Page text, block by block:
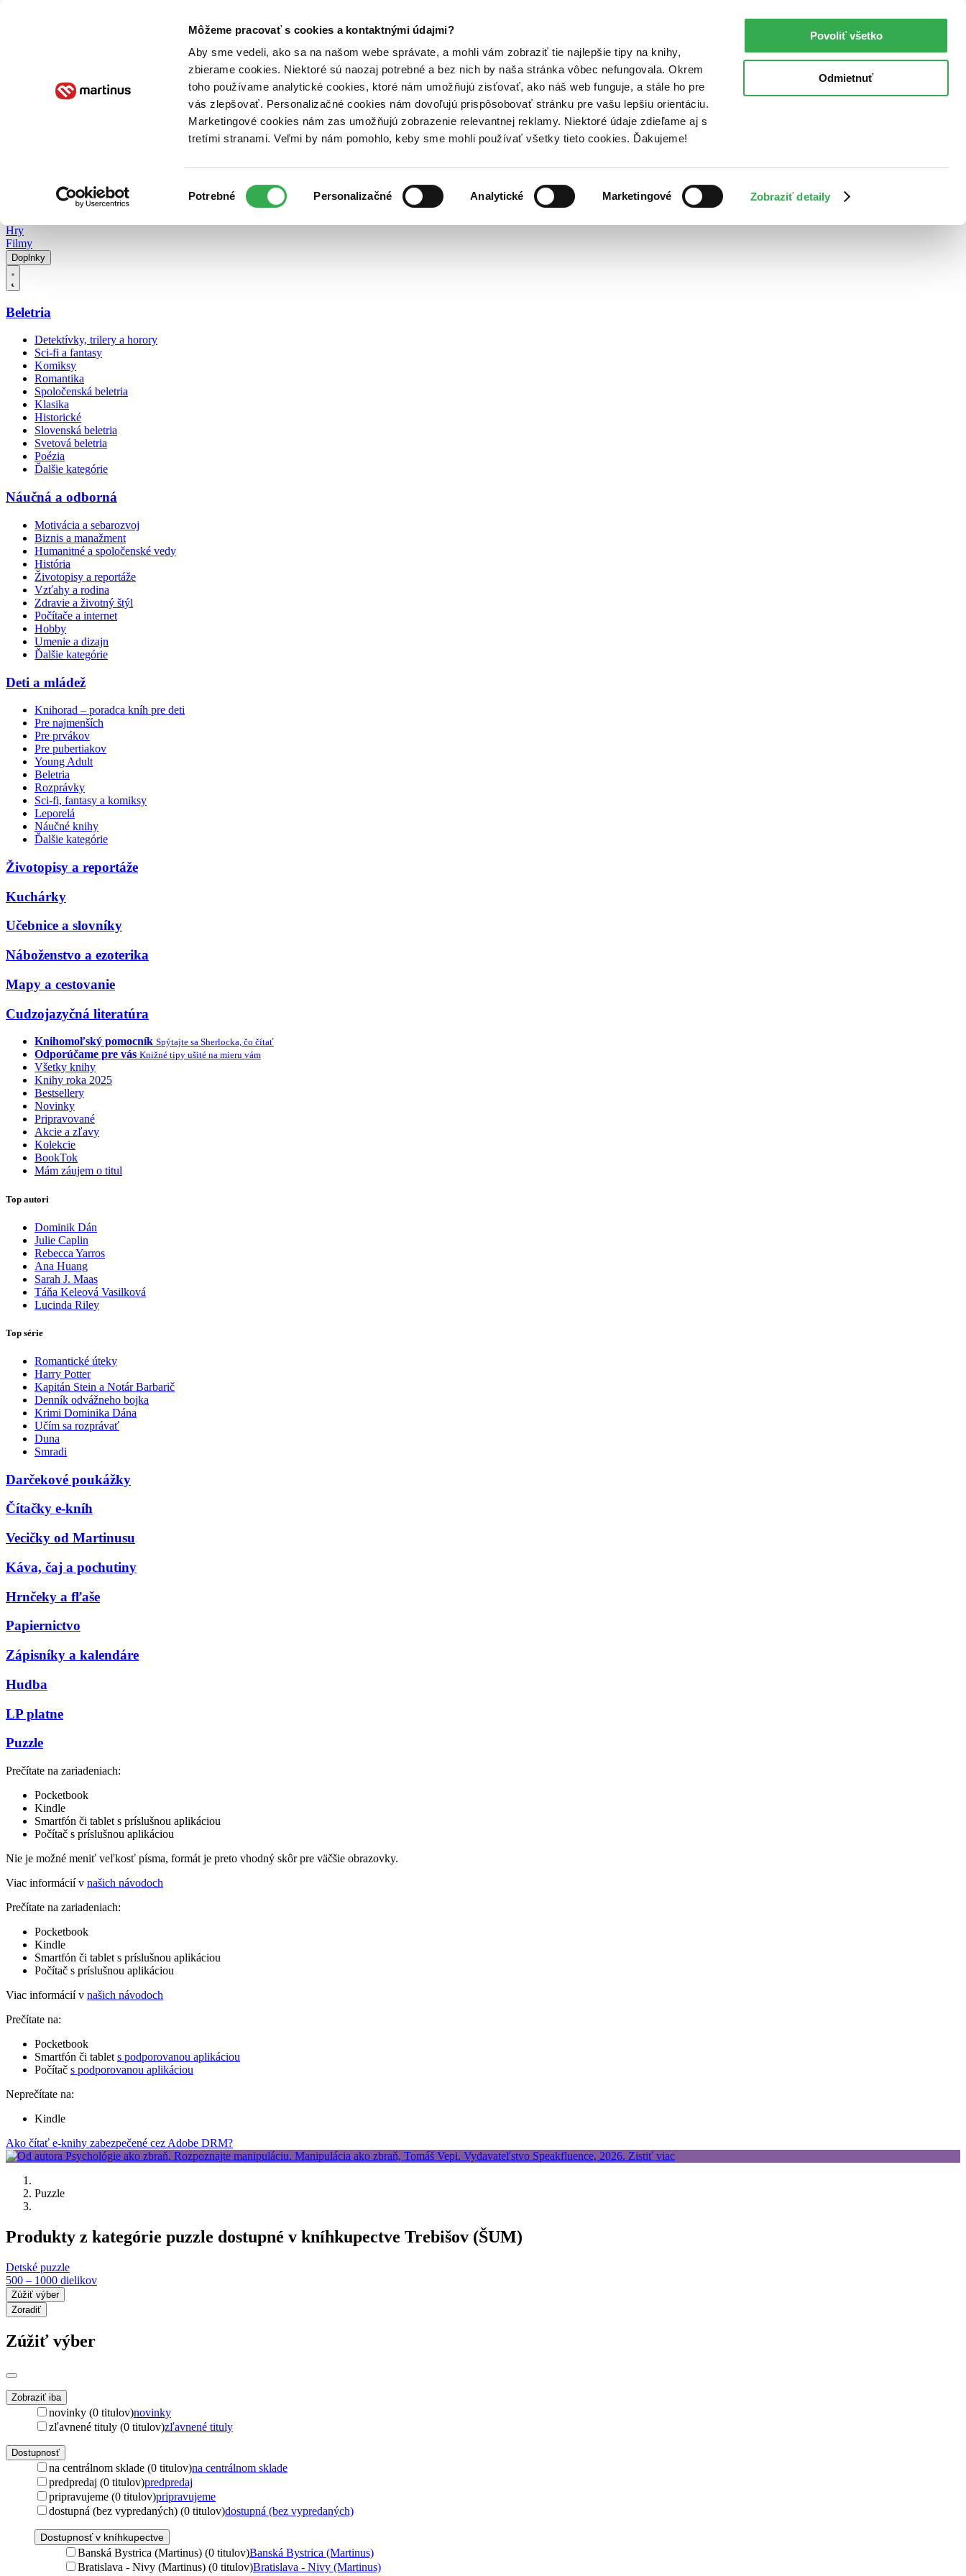
Môžeme pracovať s cookies a kontaktnými údajmi?
Aby sme vedeli, ako sa na našom webe správate, a mohli vám zobraziť tie najlepšie tipy na knihy,
zbierame cookies. Niektoré sú naozaj potrebné a bez nich by naša stránka vôbec nefungovala. Okrem
toho používame analytické cookies, ktoré nám umožňujú zisťovať, ako náš web funguje, a stále ho pre
vás zlepšovať. Personalizačné cookies nám dovoľujú prispôsobovať stránku pre vašu lepšiu orientáciu.
Marketingové cookies nám zas umožňujú zobrazenie relevantnej reklamy. Niektoré údaje zdieľame aj s
tretími stranami. Veľmi by nám pomohlo, keby sme mohli používať všetky tieto cookies. Ďakujeme!
súhlasu
Potrebné Personalizačné Analytické Marketingové Zobraziť detaily
Povoliť všetko
Odmietnuť
Poukážky Kontakt
Hry
Filmy
Doplnky
Beletria
Detektívky, trilery a horory
Sci-fi a fantasy
Komiksy
Romantika
Spoločenská beletria
Klasika
Historické
Slovenská beletria
Svetová beletria
Poézia
Ďalšie kategórie
Náučná a odborná
Motivácia a sebarozvoj
Biznis a manažment
Humanitné a spoločenské vedy
História
Životopisy a reportáže
Vzťahy a rodina
Zdravie a životný štýl
Počítače a internet
Hobby
Umenie a dizajn
Ďalšie kategórie
Deti a mládež
Knihorad – poradca kníh pre deti
Pre najmenších
Pre prvákov
Pre pubertiakov
Young Adult
Beletria
Rozprávky
Sci-fi, fantasy a komiksy
Leporelá
Náučné knihy
Ďalšie kategórie
Životopisy a reportáže
Kuchárky
Učebnice a slovníky
Náboženstvo a ezoterika
Mapy a cestovanie
Cudzojazyčná literatúra
Knihomoľský pomocník Spýtajte sa Sherlocka, čo čítať
Odporúčame pre vás Knižné tipy ušité na mieru vám
Všetky knihy
Knihy roka 2025
Bestsellery
Novinky
Pripravované
Akcie a zľavy
Kolekcie
BookTok
Mám záujem o titul
Top autori
Dominik Dán
Julie Caplin
Rebecca Yarros
Ana Huang
Sarah J. Maas
Táňa Keleová Vasilková
Lucinda Riley
Top série
Romantické úteky
Harry Potter
Kapitán Stein a Notár Barbarič
Denník odvážneho bojka
Krimi Dominika Dána
Učím sa rozprávať
Duna
Smradi
Darčekové poukážky
Čítačky e-kníh
Vecičky od Martinusu
Káva, čaj a pochutiny
Hrnčeky a fľaše
Papiernictvo
Zápisníky a kalendáre
Hudba
LP platne
Puzzle
Prečítate na zariadeniach:
Pocketbook
Kindle
Smartfón či tablet s príslušnou aplikáciou
Počítač s príslušnou aplikáciou
Nie je možné meniť veľkosť písma, formát je preto vhodný skôr pre väčšie obrazovky.
Viac informácií v našich návodoch
Prečítate na zariadeniach:
Pocketbook
Kindle
Smartfón či tablet s príslušnou aplikáciou
Počítač s príslušnou aplikáciou
Viac informácií v našich návodoch
Prečítate na:
Pocketbook
Smartfón či tablet s podporovanou aplikáciou
Počítač s podporovanou aplikáciou
Neprečítate na:
Kindle
Ako čítať e-knihy zabezpečené cez Adobe DRM?
Puzzle
Produkty z kategórie puzzle dostupné v kníhkupectve Trebišov (ŠUM)
Detské puzzle
500 – 1000 dielikov
Zúžiť výber
Zoradiť
Zúžiť výber
Zobraziť iba
novinky (0 titulov)novinky
zľavnené tituly (0 titulov)zľavnené tituly
Dostupnosť
na centrálnom sklade (0 titulov)na centrálnom sklade
predpredaj (0 titulov)predpredaj
pripravujeme (0 titulov)pripravujeme
dostupná (bez vypredaných) (0 titulov)dostupná (bez vypredaných)
Dostupnosť v kníhkupectve
Banská Bystrica (Martinus) (0 titulov)Banská Bystrica (Martinus)
Bratislava - Nivy (Martinus) (0 titulov)Bratislava - Nivy (Martinus)